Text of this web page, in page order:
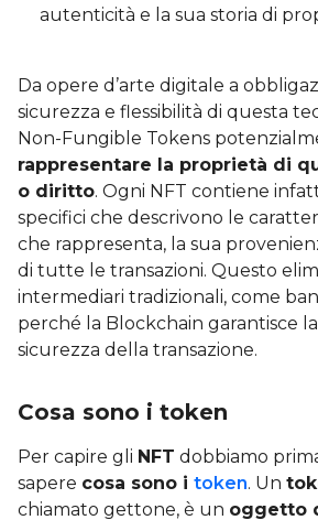
autenticità e la sua storia di
Da opere d’arte digitale a
sicurezza e flessibilità di questa
Non-Fungible Tokens
rappresentare la proprietà di
o diritto. Ogni NFT contiene
specifici che descrivono le
che rappresenta, la sua
di tutte le transazioni. Questo
intermediari tradizionali, come
perché la Blockchain garantisce
sicurezza della transazione.
Cosa sono i token
Per capire gli NFT dobbiamo
sapere cosa sono i token. Un
chiamato gettone, è un oggetto